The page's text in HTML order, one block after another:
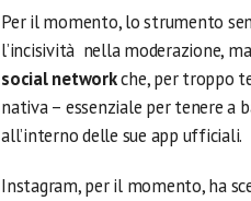
Per il momento, lo strumento
l’incisività nella moderazione,
social networkche, per troppo
nativa – essenziale per tenere a
all’interno delle sue app ufficiali.
Instagram, per il momento, ha